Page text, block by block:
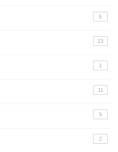
6
23
1
11
9
2